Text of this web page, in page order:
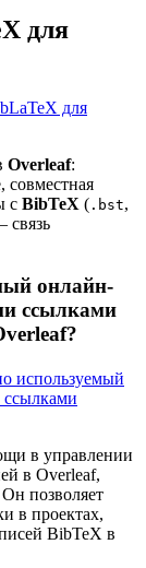
для
для
Overleaf:
совместная
с BibTeX ( .bst,
связь
онлайн-
ссылками
используемый
в управлении
в Overleaf,
позволяет
в проектах,
BibTeX в